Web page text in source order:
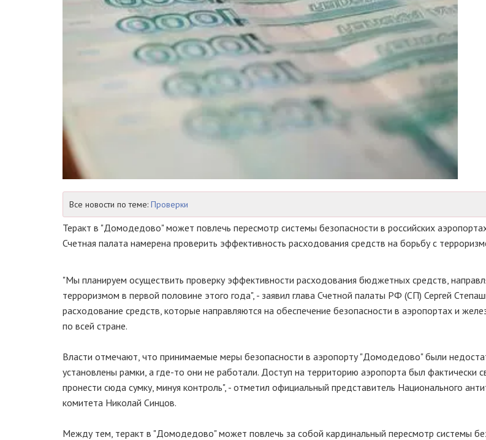
Все новости по теме: Проверки
Теракт в "Домодедово" может повлечь пересмотр системы безопасности в российских
Счетная палата намерена проверить эффективность расходования средств на борьбу с
"Мы планируем осуществить проверку эффективности расходования бюджетных средств,
терроризмом в первой половине этого года", - заявил глава Счетной палаты РФ (СП) Сергей
расходование средств, которые направляются на обеспечение безопасности в аэропортах и
по всей стране.
Власти отмечают, что принимаемые меры безопасности в аэропорту "Домодедово" были
установлены рамки, а где-то они не работали. Доступ на территорию аэропорта был фактически
пронести сюда сумку, минуя контроль", - отметил официальный представитель Национального
комитета Николай Синцов.
Между тем, теракт в "Домодедово" может повлечь за собой кардинальный пересмотр системы